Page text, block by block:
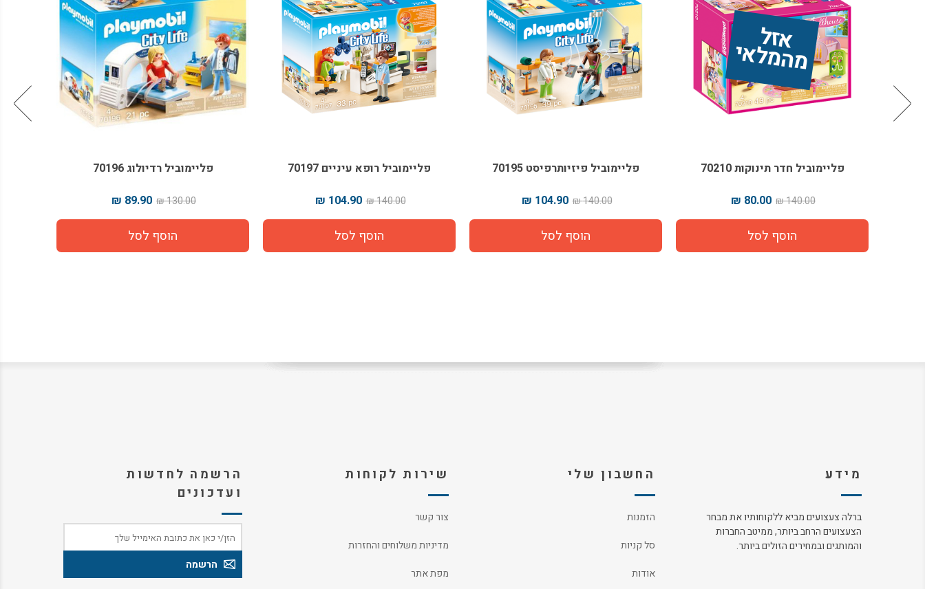
אז
ל
מ
ה
מ
ל
אי
פליימוביל חדר תינוקות 70210
140.00 ₪
80.00 ₪
פליימוביל פיזיותרפיסט 70195
140.00 ₪
104.90 ₪
פליימוביל רופא עיניים 70197
140.00 ₪
104.90 ₪
פליימוביל רדיולוג 70196
130.00 ₪
89.90 ₪
מידע
ברלה צעצועים מביא ללקוחותיו את מבחר
הצעצועים הרחב ביותר, ממיטב החברות
והמותגים ובמחירים הזולים ביותר.
החשבון שלי
הזמנות
סל קניות
אודות
שירות לקוחות
צור קשר
מדיניות משלוחים והחזרות
מפת אתר
הרשמה לחדשות
ועדכונים